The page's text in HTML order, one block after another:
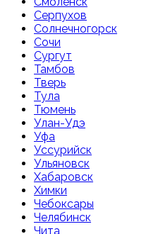
Серпухов
Солнечногорск
Сочи
Сургут
Тамбов
Тверь
Тула
Тюмень
Улан-Удэ
Уфа
Уссурийск
Ульяновск
Хабаровск
Химки
Чебоксары
Челябинск
Чита